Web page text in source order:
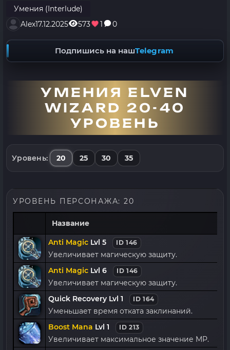
Умения (Interlude)
Alex17.12.2025 573 1 0
Подпишись на нашTelegram
УМЕНИЯ ELVEN
WIZARD 20-40
УРОВЕНЬ
20 25 30 35
УРОВЕНЬ ПЕРСОНАЖА: 20
Название
Anti Magic Lvl 5 ID 146
Увеличивает магическую защиту.
Anti Magic Lvl 6 ID 146
Увеличивает магическую защиту.
Quick Recovery Lvl 1 ID 164
Уменьшает время отката заклинаний.
Boost Mana Lvl 1 ID 213
Увеличивает максимальное значение MP.